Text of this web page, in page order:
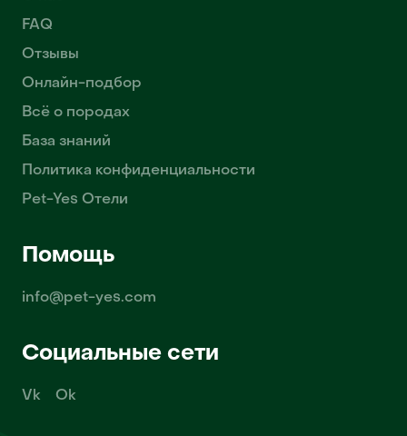
FAQ
Отзывы
Онлайн-подбор
Всё о породах
База знаний
Политика конфиденциальности
Pet-Yes Отели
Помощь
info@pet-yes.com
Социальные сети
Vk Ok